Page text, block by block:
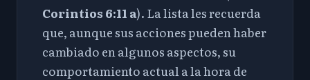
Corintios 6:11 a). La lista les recuerda
que, aunque sus acciones pueden haber
cambiado en algunos aspectos, su
comportamiento actual a la hora de